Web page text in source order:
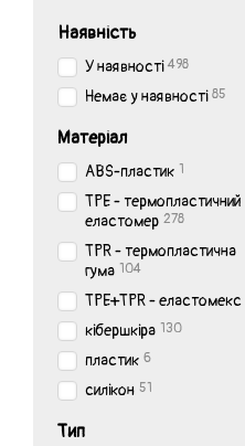
Наявність
У наявності 498
Немає у наявності 85
Матеріал
ABS-пластик 1
TPE - термопластичний
еластомер 278
TPR - термопластична
гума 104
TPE+TPR - еластомекс
кібершкіра 130
пластик 6
силікон 51
Тип